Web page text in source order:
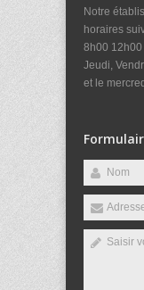
Notre
horaires
8h00
Jeudi,
et le